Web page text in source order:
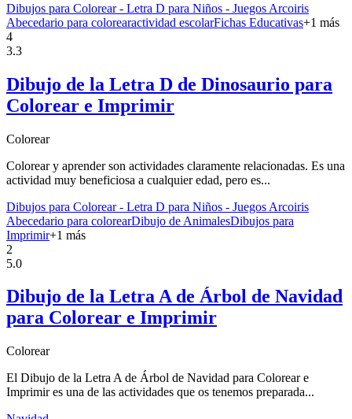
Dibujos para Colorear - Letra D para Niños - Juegos Arcoiris
Abecedario para colorearactividad escolarFichas Educativas+1 más
4
3.3
Dibujo de la Letra D de Dinosaurio para
Colorear e Imprimir
Colorear
Colorear y aprender son actividades claramente relacionadas. Es una
actividad muy beneficiosa a cualquier edad, pero es...
Dibujos para Colorear - Letra D para Niños - Juegos Arcoiris
Abecedario para colorearDibujo de AnimalesDibujos para
Imprimir+1 más
2
5.0
Dibujo de la Letra A de Árbol de Navidad
para Colorear e Imprimir
Colorear
El Dibujo de la Letra A de Árbol de Navidad para Colorear e
Imprimir es una de las actividades que os tenemos preparada...